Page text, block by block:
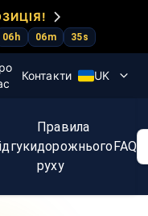
06 h 06m 35s
Контакти UK
Правила
дорожнього
руху
FAQ
першої
допомоги